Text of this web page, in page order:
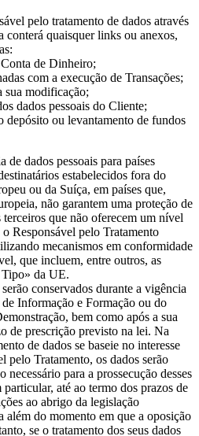
pelo tratamento de dados através
quaisquer links ou anexos,
de Dinheiro;
com a execução de Transações;
sua modificação;
dados pessoais do Cliente;
depósito ou levantamento de fundos
de dados pessoais para países
estabelecidos fora do
ou da Suíça, em países que,
não garantem uma proteção de
terceiros que não oferecem um nível
Responsável pelo Tratamento
mecanismos em conformidade
que incluem, entre outros, as
da UE.
conservados durante a vigência
Informação e Formação ou do
bem como após a sua
de prescrição previsto na lei. Na
de dados se baseie no interesse
pelo Tratamento, os dados serão
necessário para a prossecução desses
até ao termo dos prazos de
ao abrigo da legislação
além do momento em que a oposição
se o tratamento dos seus dados